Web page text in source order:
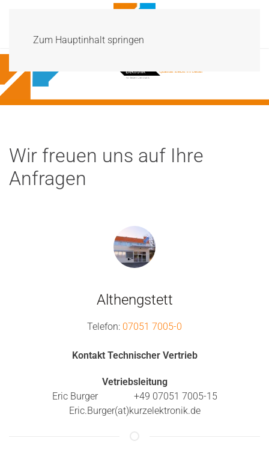
Zum Hauptinhalt springen
Wir freuen uns auf Ihre
Anfragen
Althengstett
Telefon: 07051 7005-0
Kontakt Technischer Vertrieb
Vetriebsleitung
Eric Burger +49 07051 7005-15
Eric.Burger(at)kurzelektronik.de